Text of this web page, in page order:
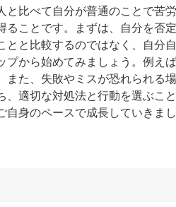
比べて自分が普通のことで苦
ることです。まずは、自分を否
とと比較するのではなく、自分
から始めてみましょう。例え
た、失敗やミスが恐れられる
適切な対処法と行動を選ぶこ
身のペースで成長していきまし